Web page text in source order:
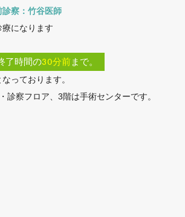
診察：竹谷医師
になります
了時間の30分前まで。
っております。
診察フロア、3階は手術センターです。